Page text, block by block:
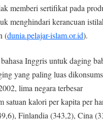
memberi sertifikat pada
menghindari kerancuan
(dunia.pelajar-islam.or.id).
Inggris untuk daging
yang paling luas
lima negara terbesar
satuan kalori per kapita per
Finlandia (343,2), Cina